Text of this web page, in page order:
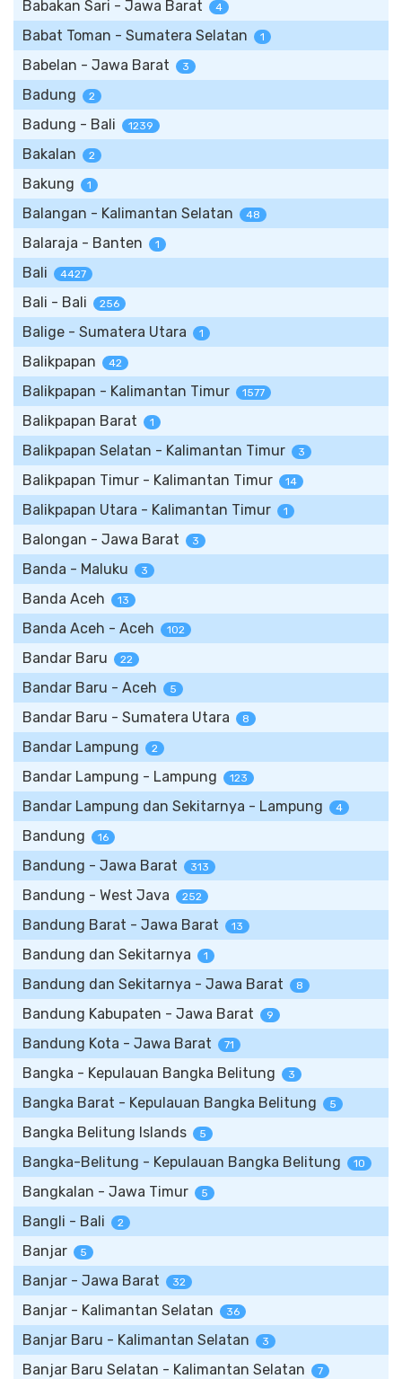
Babakan Sari - Jawa Barat 4
Babat Toman - Sumatera Selatan 1
Babelan - Jawa Barat 3
Badung 2
Badung - Bali 1239
Bakalan 2
Bakung 1
Balangan - Kalimantan Selatan 48
Balaraja - Banten 1
Bali 4427
Bali - Bali 256
Balige - Sumatera Utara 1
Balikpapan 42
Balikpapan - Kalimantan Timur 1577
Balikpapan Barat 1
Balikpapan Selatan - Kalimantan Timur 3
Balikpapan Timur - Kalimantan Timur 14
Balikpapan Utara - Kalimantan Timur 1
Balongan - Jawa Barat 3
Banda - Maluku 3
Banda Aceh 13
Banda Aceh - Aceh 102
Bandar Baru 22
Bandar Baru - Aceh 5
Bandar Baru - Sumatera Utara 8
Bandar Lampung 2
Bandar Lampung - Lampung 123
Bandar Lampung dan Sekitarnya - Lampung 4
Bandung 16
Bandung - Jawa Barat 313
Bandung - West Java 252
Bandung Barat - Jawa Barat 13
Bandung dan Sekitarnya 1
Bandung dan Sekitarnya - Jawa Barat 8
Bandung Kabupaten - Jawa Barat 9
Bandung Kota - Jawa Barat 71
Bangka - Kepulauan Bangka Belitung 3
Bangka Barat - Kepulauan Bangka Belitung 5
Bangka Belitung Islands 5
Bangka-Belitung - Kepulauan Bangka Belitung 10
Bangkalan - Jawa Timur 5
Bangli - Bali 2
Banjar 5
Banjar - Jawa Barat 32
Banjar - Kalimantan Selatan 36
Banjar Baru - Kalimantan Selatan 3
Banjar Baru Selatan - Kalimantan Selatan 7